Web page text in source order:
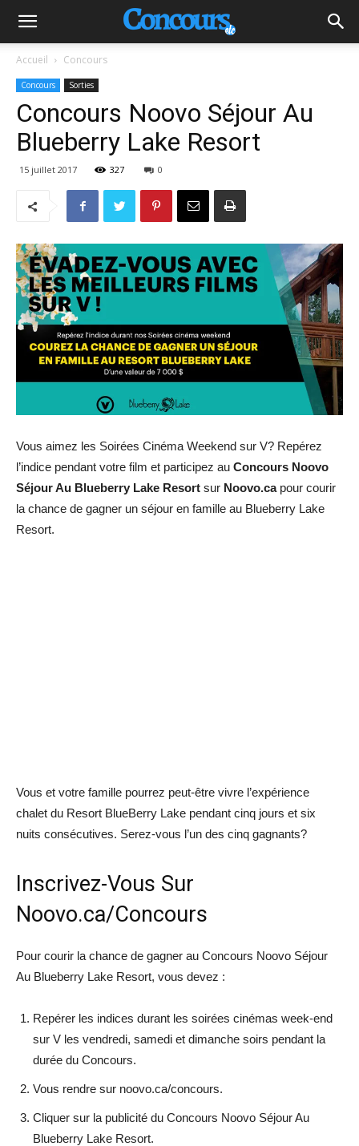
Accueil Concours
Concours Sorties
Concours Noovo Séjour Au
Blueberry Lake Resort
15 juillet 2017 327 0
Vous aimez les Soirées Cinéma Weekend sur V? Repérez
l’indice pendant votre film et participez au Concours Noovo
Séjour Au Blueberry Lake Resort sur Noovo.capour courir
la chance de gagner un séjour en famille au Blueberry Lake
Resort.
Vous et votre famille pourrez peut-être vivre l’expérience
chalet du Resort BlueBerry Lake pendant cinq jours et six
nuits consécutives. Serez-vous l’un des cinq gagnants?
Inscrivez-Vous Sur
Noovo.ca/Concours
Pour courir la chance de gagner au Concours Noovo Séjour
Au Blueberry Lake Resort, vous devez :
Repérer les indices durant les soirées cinémas week-end
sur V les vendredi, samedi et dimanche soirs pendant la
durée du Concours.
Vous rendre sur noovo.ca/concours.
Cliquer sur la publicité du Concours Noovo Séjour Au
Blueberry Lake Resort.